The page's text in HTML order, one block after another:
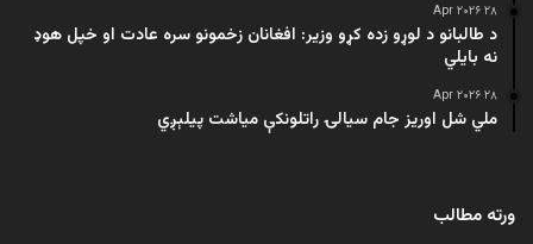
۲۸ Apr ۲۰۲۶
د طالبانو د لوړو زده کړو وزیر: افغانان زخمونو سره عادت او خپل هوډ
نه بایلي
۲۸ Apr ۲۰۲۶
ملي شل اوریز جام سیالۍ راتلونکې میاشت پیلېږي
ورته مطالب